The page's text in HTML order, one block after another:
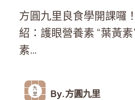
方圓九里良食學開課囉
紹：護眼營養素 “葉黃素
素…
By.方圓九里